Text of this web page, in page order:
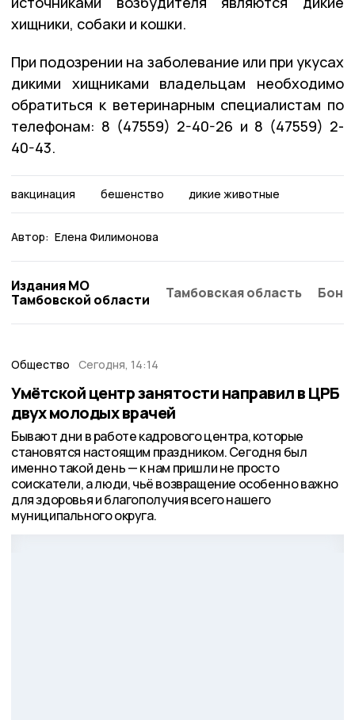
хищники, собаки и кошки.
При подозрении на заболевание или при укусах
дикими хищниками владельцам необходимо
обратиться к ветеринарным специалистам по
телефонам: 8 (47559) 2-40-26 и 8 (47559) 2-
40-43.
вакцинация бешенство дикие животные
Автор: Елена Филимонова
Издания МО
Тамбовской области
Тамбовская область
Общество Сегодня, 14:14
Умётской центр занятости направил в ЦРБ
двух молодых врачей
Бывают дни в работе кадрового центра, которые
становятся настоящим праздником. Сегодня был
именно такой день — к нам пришли не просто
соискатели, а люди, чьё возвращение особенно важно
для здоровья и благополучия всего нашего
муниципального округа.